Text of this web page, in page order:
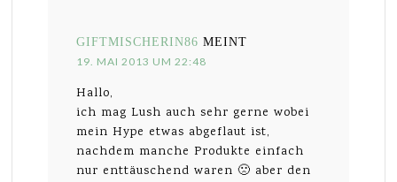
GIFTMISCHERIN86 MEINT
19. MAI 2013 UM 22:48
Hallo,
ich mag Lush auch sehr gerne wobei
mein Hype etwas abgeflaut ist,
nachdem manche Produkte einfach
nur enttäuschend waren 🙁 aber den